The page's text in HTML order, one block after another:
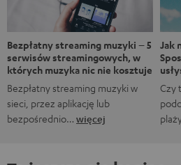
Bezpłatny streaming muzyki – 5
serwisów streamingowych, w
których muzyka nic nie kosztuje
Bezpłatny streaming muzyki w
sieci, przez aplikację lub
bezpośrednio… więcej
Jak
Czy